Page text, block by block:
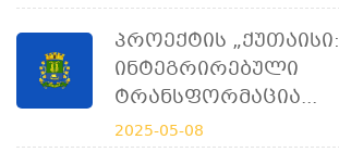
Პროექტის „ქუთაისი:
Ინტეგრირებული
Ტრანსფორმაცია...
2025-05-08